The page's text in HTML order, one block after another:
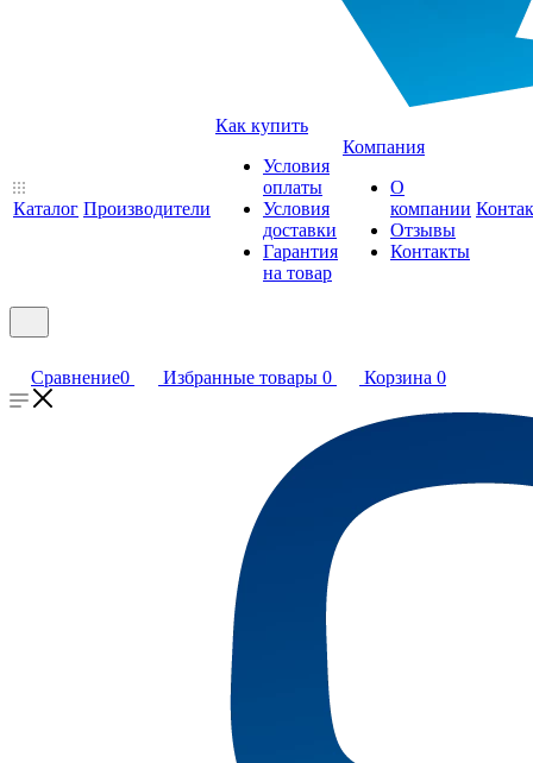
Каталог Производители
Как купить
Условия
оплаты
Условия
доставки
Гарантия
на товар
Компания
О
компании
Отзывы
Контакты
Сравнение0 Избранные товары 0 Корзина 0